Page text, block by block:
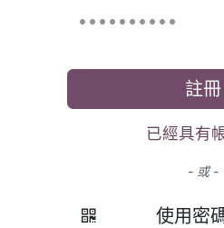
註冊
已經具有
- 或 -
使用密